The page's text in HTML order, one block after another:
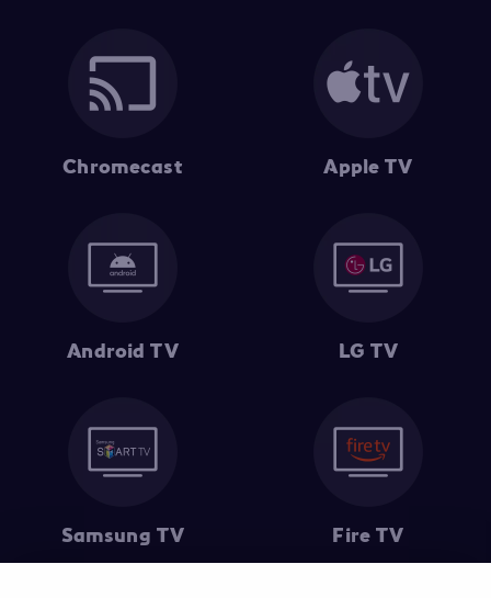
Chromecast Apple TV
Android TV LG TV
Samsung TV Fire TV